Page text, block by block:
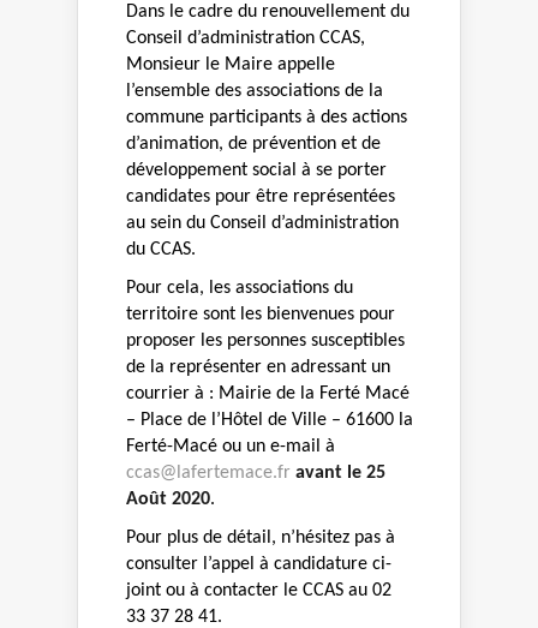
Dans le cadre du renouvellement du
Conseil d’administration CCAS,
Monsieur le Maire appelle
l’ensemble des associations de la
commune participants à des actions
d’animation, de prévention et de
développement social à se porter
candidates pour être représentées
au sein du Conseil d’administration
du CCAS.
Pour cela, les associations du
territoire sont les bienvenues pour
proposer les personnes susceptibles
de la représenter en adressant un
courrier à : Mairie de la Ferté Macé
– Place de l’Hôtel de Ville – 61600 la
Ferté-Macé ou un e-mail à
ccas@lafertemace.fr avant le 25
Août 2020.
Pour plus de détail, n’hésitez pas à
consulter l’appel à candidature ci-
joint ou à contacter le CCAS au 02
33 37 28 41.